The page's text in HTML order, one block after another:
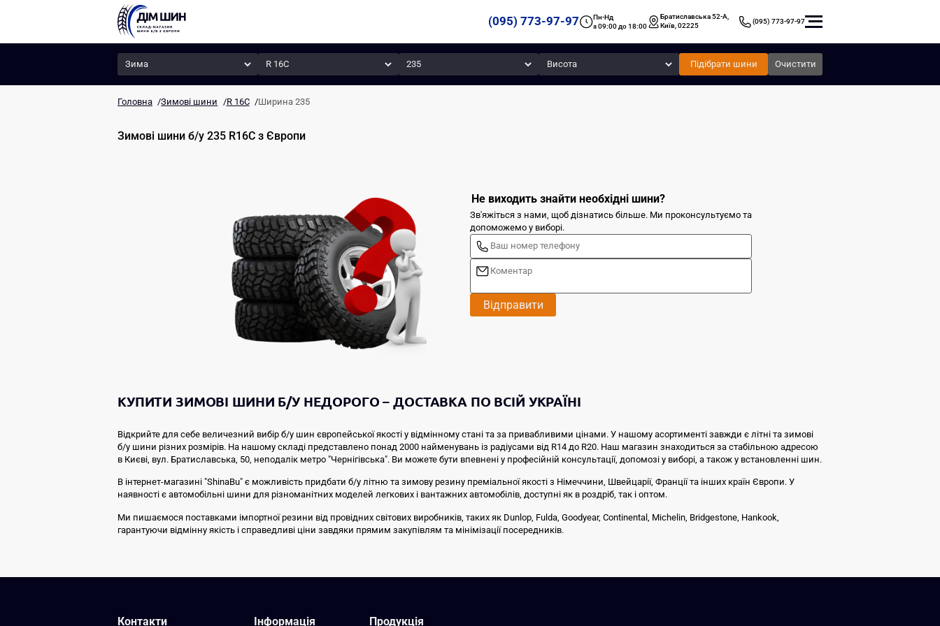
(095) 773-97-97
Пн-Нд
з 09:00 до 18:00
Братиславська 52-А,
Київ, 02225
(095) 773-97-97
Сезон Радіус Ширина Висота
Підібрати шини Очистити
Головна /Зимові шини /R 16C /Ширина 235
Зимові шини б/у 235 R16C з Європи
Не виходить знайти необхідні шини?
Зв'яжіться з нами, щоб дізнатись більше. Ми проконсультуємо та
допоможемо у виборі.
Відправити
КУПИТИ ЗИМОВІ ШИНИ Б/У НЕДОРОГО – ДОСТАВКА ПО ВСІЙ УКРАЇНІ
Відкрийте для себе величезний вибір б/у шин європейської якості у відмінному стані та за привабливими цінами. У нашому асортименті завжди є літні та зимові
б/у шини різних розмірів. На нашому складі представлено понад 2000 найменувань із радіусами від R14 до R20. Наш магазин знаходиться за стабільною адресою
в Києві, вул. Братиславська, 50, неподалік метро "Чернігівська". Ви можете бути впевнені у професійній консультації, допомозі у виборі, а також у встановленні шин.
В інтернет-магазині "ShinaBu" є можливість придбати б/у літню та зимову резину преміальної якості з Німеччини, Швейцарії, Франції та інших країн Європи. У
наявності є автомобільні шини для різноманітних моделей легкових і вантажних автомобілів, доступні як в роздріб, так і оптом.
Ми пишаємося поставками імпортної резини від провідних світових виробників, таких як Dunlop, Fulda, Goodyear, Continental, Michelin, Bridgestone, Hankook,
гарантуючи відмінну якість і справедливі ціни завдяки прямим закупівлям та мінімізації посередників.
Контакти Інформація Продукція